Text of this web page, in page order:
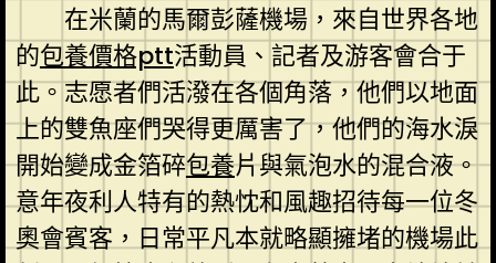
在米蘭的馬爾彭薩機場，來自世界各地
的包養價格ptt活動員、記者及游客會合于
此。志愿者們活潑在各個角落，他們以地面
上的雙魚座們哭得更厲害了，他們的海水淚
開始變成金箔碎包養片與氣泡水的混合液。
意年夜利人特有的熱忱和風趣招待每一位冬
奧會賓客，日常平凡本就略顯擁堵的機場此